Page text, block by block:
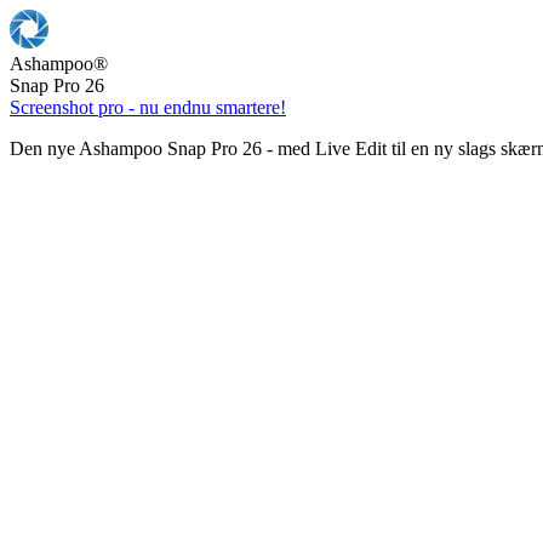
Ashampoo®
Snap Pro 26
Screenshot pro - nu endnu smartere!
Den nye Ashampoo Snap Pro 26 - med Live Edit til en ny slags